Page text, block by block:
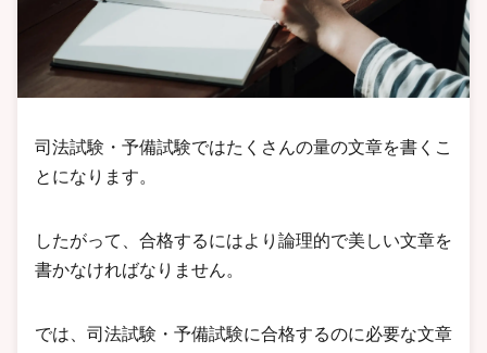
司法試験・予備試験ではたくさんの量の文章を書くこ
とになります。
したがって、合格するにはより論理的で美しい文章を
書かなければなりません。
では、司法試験・予備試験に合格するのに必要な文章